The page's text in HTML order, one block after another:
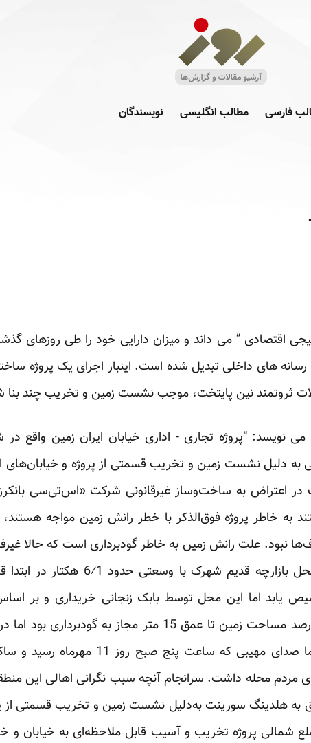
فارسی مطالب انگلیسی نویسندگان
های داخلی تبدیل شده است. اینبار اجرای یک پروژه
ثروتمند نین پایتخت، موجب نشست زمین و تخریب چند
می نویسد: “پروژه تجاری - اداری خیابان ایران زمین
به دلیل نشست زمین و تخریب قسمتی از پروژه و
در اعتراض به ساخت‌وساز غیرقانونی شرکت «اس‌تی‌سی
به خاطر پروژه فوق‌الذکر با خطر رانش زمین مواجه‌
نبود. علت رانش زمین به خاطر گودبرداری است که حالا
بازارچه قدیم شهرک با وسعتی حدود
6⁄1
هکتار در ابتدا
اما این محل توسط بابک زنجانی خریداری و بر اساس
شماره… از طرف شهرداری منطقه دو، از 60 درصد مساحت زمین تا عمق 15 متر
عمق 30 متر گودبرداری صورت گرفت. حالا اما صدای مهیبی
مردم محله داشت. سرانجام آنچه سبب نگرانی اهالی این
به هلدینگ سورینت به‌دلیل نشست زمین و تخریب قسمتی از
پروژه تخریب و آسیب قابل ملاحظه‌ای به خیابان و